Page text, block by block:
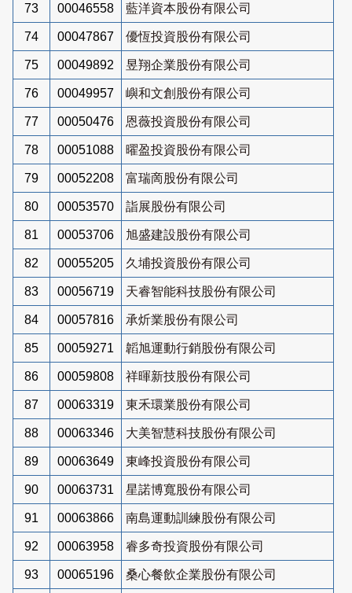
73 00046558 藍洋資本股份有限公司
74 00047867 優恆投資股份有限公司
75 00049892 昱翔企業股份有限公司
76 00049957 嶼和文創股份有限公司
77 00050476 恩薇投資股份有限公司
78 00051088 曜盈投資股份有限公司
79 00052208 富瑞啇股份有限公司
80 00053570 詣展股份有限公司
81 00053706 旭盛建設股份有限公司
82 00055205 久埔投資股份有限公司
83 00056719 天睿智能科技股份有限公司
84 00057816 承炘業股份有限公司
85 00059271 韜旭運動行銷股份有限公司
86 00059808 祥暉新技股份有限公司
87 00063319 東禾環業股份有限公司
88 00063346 大美智慧科技股份有限公司
89 00063649 東峰投資股份有限公司
90 00063731 星諾博寬股份有限公司
91 00063866 南島運動訓練股份有限公司
92 00063958 睿多奇投資股份有限公司
93 00065196 桑心餐飲企業股份有限公司